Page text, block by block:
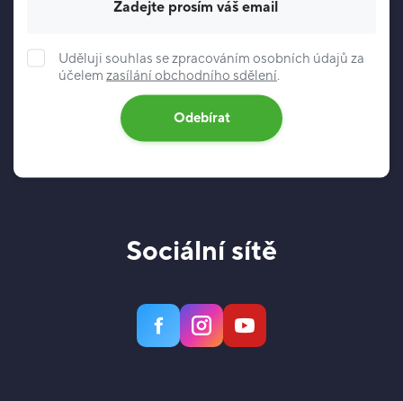
Uděluji souhlas se zpracováním osobních údajů za
účelem zasílání obchodního sdělení.
Odebírat
Sociální sítě